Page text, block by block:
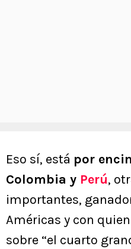
Eso sí, está por
Colombia y Perú,
importantes,
Américas y con
sobre “el cuarto